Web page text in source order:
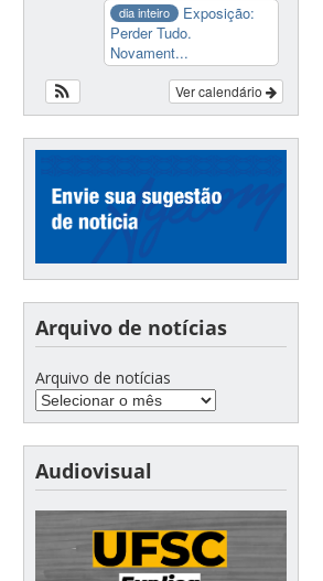
dia inteiro
Exposição:
Perder Tudo.
Novament...
Ver calendário
Arquivo de notícias
Arquivo de notícias
Audiovisual